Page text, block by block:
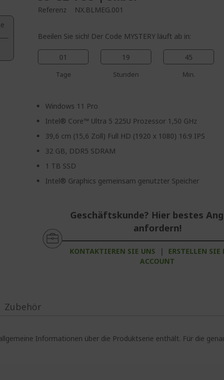
Referenz NX.BLMEG.001
Beeilen Sie sich! Der Code MYSTERY läuft ab in:
01
Tage
19
Stunden
45
Min.
Windows 11 Pro
Intel® Core™ Ultra 5 225U Prozessor 1,50 GHz
39,6 cm (15,6 Zoll) Full HD (1920 x 1080) 16:9 IPS
32 GB, DDR5 SDRAM
1 TB SSD
Intel® Graphics gemeinsam genutzter Speicher
Geschäftskunde? Hier bestes
anfordern!
KONTAKTIEREN SIE UNS |
ERSTELLEN SIE
ACCOUNT
Informationen über die Produktserie enthält. Für die
Zubehör